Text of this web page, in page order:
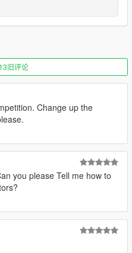
旧评论
Change up the
you please Tell me how to